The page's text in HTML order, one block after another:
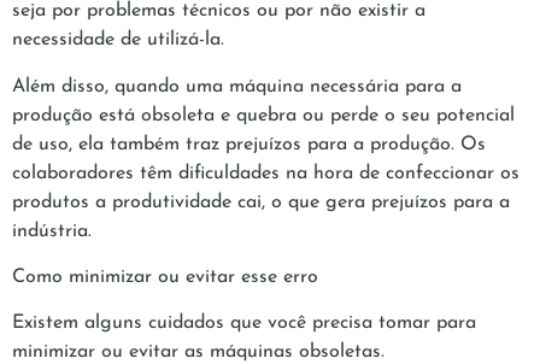
seja por problemas técnicos ou por não existir a
necessidade de utilizá-la.
Além disso, quando uma máquina necessária para a
produção está obsoleta e quebra ou perde o seu potencial
de uso, ela também traz prejuízos para a produção. Os
colaboradores têm dificuldades na hora de confeccionar os
produtos a produtividade cai, o que gera prejuízos para a
indústria.
Como minimizar ou evitar esse erro
Existem alguns cuidados que você precisa tomar para
minimizar ou evitar as máquinas obsoletas.